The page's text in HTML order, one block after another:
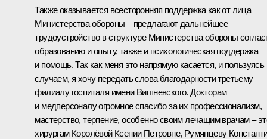
Также оказывается всесторонняя поддержка как от лица
Министерства обороны – предлагают дальнейшее
трудоустройство в структуре Министерства обороны
образованию и опыту, также и психологическая поддержка
и помощь. Так как меня это напрямую касается, и пользуясь
случаем, я хочу передать слова благодарности третьему
филиалу госпиталя имени Вишневского. Докторам
и медперсоналу огромное спасибо за их профессионализм,
мастерство, терпение, особенно своим лечащим врачам –
хирургам Королёвой Ксении Петровне, Румянцеву